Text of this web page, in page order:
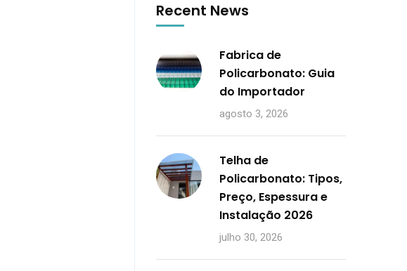
Recent News
Fabrica de
Policarbonato: Guia
do Importador
agosto 3, 2026
Telha de
Policarbonato: Tipos,
Preço, Espessura e
Instalação 2026
julho 30, 2026